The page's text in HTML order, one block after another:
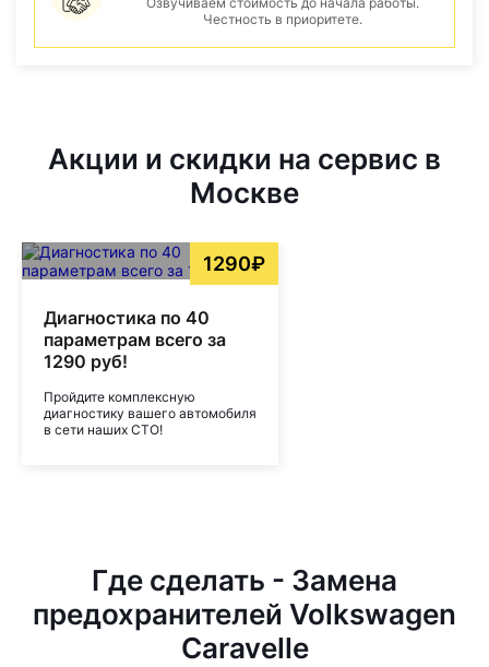
Честность в приоритете.
Акции и скидки на сервис в
Москве
1290₽
Диагностика по 40
параметрам всего за
1290 руб!
Пройдите комплексную
диагностику вашего автомобиля
в сети наших СТО!
Где сделать - Замена
предохранителей Volkswagen
Caravelle